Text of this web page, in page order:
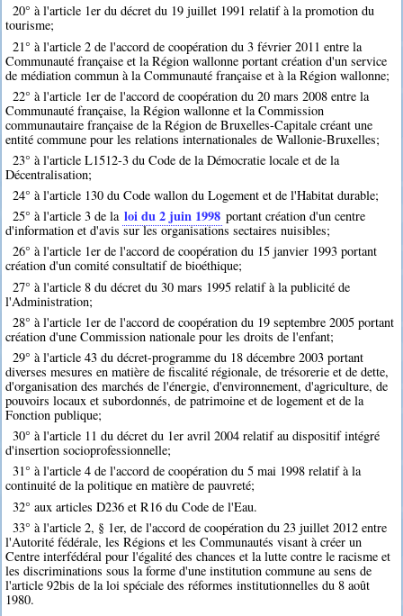
20° à l'article 1er du décret du 19 juillet 1991 relatif à la promotion du
tourisme;
21° à l'article 2 de l'accord de coopération du 3 février 2011 entre la
Communauté française et la Région wallonne portant création d'un service
de médiation commun à la Communauté française et à la Région wallonne;
22° à l'article 1er de l'accord de coopération du 20 mars 2008 entre la
Communauté française, la Région wallonne et la Commission
communautaire française de la Région de Bruxelles-Capitale créant une
entité commune pour les relations internationales de Wallonie-Bruxelles;
23° à l'article L1512-3 du Code de la Démocratie locale et de la
Décentralisation;
24° à l'article 130 du Code wallon du Logement et de l'Habitat durable;
25° à l'article 3 de la loi du 2 juin 1998 portant création d'un centre
d'information et d'avis sur les organisations sectaires nuisibles;
26° à l'article 1er de l'accord de coopération du 15 janvier 1993 portant
création d'un comité consultatif de bioéthique;
27° à l'article 8 du décret du 30 mars 1995 relatif à la publicité de
l'Administration;
28° à l'article 1er de l'accord de coopération du 19 septembre 2005 portant
création d'une Commission nationale pour les droits de l'enfant;
29° à l'article 43 du décret-programme du 18 décembre 2003 portant
diverses mesures en matière de fiscalité régionale, de trésorerie et de dette,
d'organisation des marchés de l'énergie, d'environnement, d'agriculture, de
pouvoirs locaux et subordonnés, de patrimoine et de logement et de la
Fonction publique;
30° à l'article 11 du décret du 1er avril 2004 relatif au dispositif intégré
d'insertion socioprofessionnelle;
31° à l'article 4 de l'accord de coopération du 5 mai 1998 relatif à la
continuité de la politique en matière de pauvreté;
32° aux articles D236 et R16 du Code de l'Eau.
33° à l'article 2, § 1er, de l'accord de coopération du 23 juillet 2012 entre
l'Autorité fédérale, les Régions et les Communautés visant à créer un
Centre interfédéral pour l'égalité des chances et la lutte contre le racisme et
les discriminations sous la forme d'une institution commune au sens de
l'article 92bis de la loi spéciale des réformes institutionnelles du 8 août
1980.